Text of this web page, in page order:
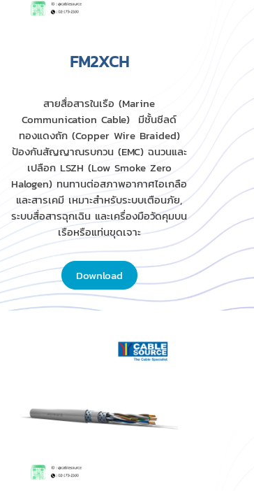
FM2XCH
สายสื่อสารในเรือ (Marine
Communication Cable) มีชั้นชีลด์
ทองแดงถัก (Copper Wire Braided)
ป้องกันสัญญาณรบกวน (EMC) ฉนวนและ
เปลือก LSZH (Low Smoke Zero
Halogen) ทนทานต่อสภาพอากาศไอเกลือ
และสารเคมี เหมาะสำหรับระบบเตือนภัย,
ระบบสื่อสารฉุกเฉิน และเครื่องมือวัดคุมบน
เรือหรือแท่นขุดเจาะ
Download